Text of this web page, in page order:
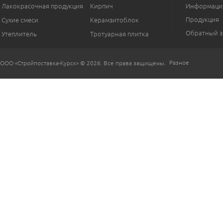
Лакокрасочная продукция
Сухие смеси
Утеплитель
Кирпич
Керамзитоблок
Тротуарная плитка
Продукция
Обратный
ООО «Стройпоставка-Курск» © 2026. Все права защищены. Разное